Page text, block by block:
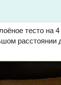
тесто на
расстоянии